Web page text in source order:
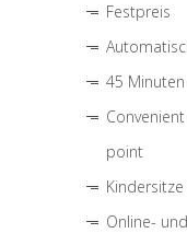
Festpreis
45
point
Online-